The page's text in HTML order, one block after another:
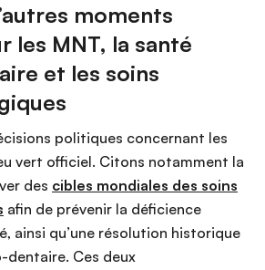
moments
les MNT, la santé
et les soins
politiques concernant les
vert officiel. Citons notamment la
des cibles mondiales des soins
afin de prévenir la déficience
ainsi qu’une résolution historique
dentaire. Ces deux